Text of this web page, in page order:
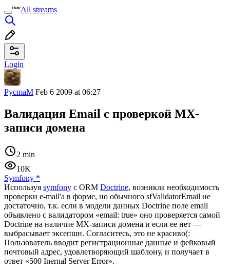
All streams
Login
PycmaM Feb 6 2009 at 06:27
Валидация Email с проверкой MX-
записи домена
2 min
10K
Symfony *
Используя symfony с ORM Doctrine, возникла необходимость
проверки e-mail'a в форме, но обычного sfValidatorEmail не
достаточно, т.к. если в модели данных Doctrine поле email
объявлено с валидатором «email: true» оно проверяется самой
Doctrine на наличие MX-записи домена и если ее нет —
выбрасывает эксепшн. Согласитесь, это не красиво(:
Пользователь вводит регистрационные данные и фейковый
почтовый адрес, удовлетворяющий шаблону, и получает в
ответ «500 Inernal Server Error».